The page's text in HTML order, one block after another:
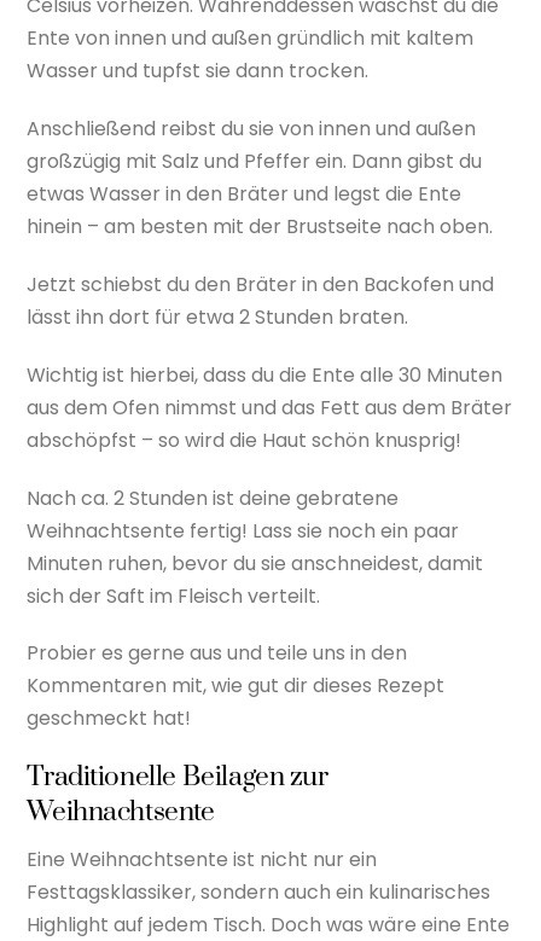
Celsius vorheizen. Währenddessen wäschst du die
Ente von innen und außen gründlich mit kaltem
Wasser und tupfst sie dann trocken.
Anschließend reibst du sie von innen und außen
großzügig mit Salz und Pfeffer ein. Dann gibst du
etwas Wasser in den Bräter und legst die Ente
hinein – am besten mit der Brustseite nach oben.
Jetzt schiebst du den Bräter in den Backofen und
lässt ihn dort für etwa 2 Stunden braten.
Wichtig ist hierbei, dass du die Ente alle 30 Minuten
aus dem Ofen nimmst und das Fett aus dem Bräter
abschöpfst – so wird die Haut schön knusprig!
Nach ca. 2 Stunden ist deine gebratene
Weihnachtsente fertig! Lass sie noch ein paar
Minuten ruhen, bevor du sie anschneidest, damit
sich der Saft im Fleisch verteilt.
Probier es gerne aus und teile uns in den
Kommentaren mit, wie gut dir dieses Rezept
geschmeckt hat!
Traditionelle Beilagen zur
Weihnachtsente
Eine Weihnachtsente ist nicht nur ein
Festtagsklassiker, sondern auch ein kulinarisches
Highlight auf jedem Tisch. Doch was wäre eine Ente